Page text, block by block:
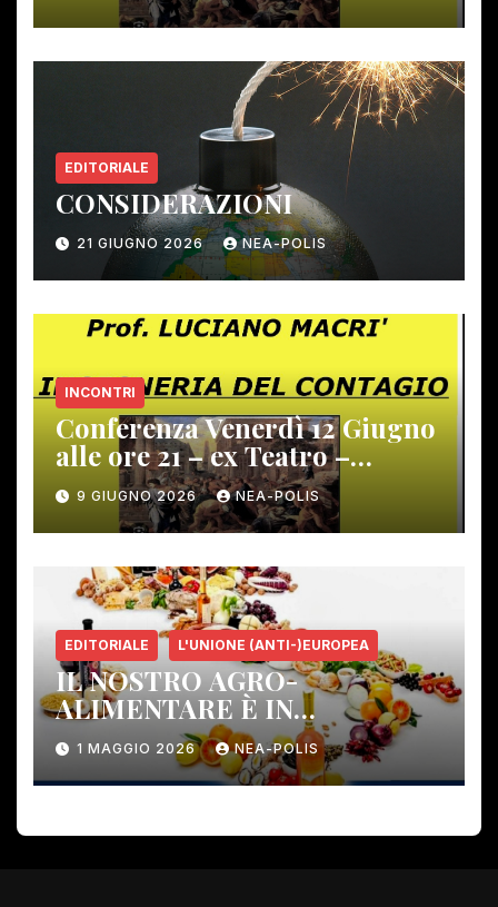
EDITORIALE
CONSIDERAZIONI
21 GIUGNO 2026 NEA-POLIS
INCONTRI
Conferenza Venerdì 12 Giugno
alle ore 21 – ex Teatro –
Gambassi Terme –
9 GIUGNO 2026 NEA-POLIS
EDITORIALE L'UNIONE (ANTI-)EUROPEA
IL NOSTRO AGRO-
ALIMENTARE È IN
PERICOLO!
1 MAGGIO 2026 NEA-POLIS